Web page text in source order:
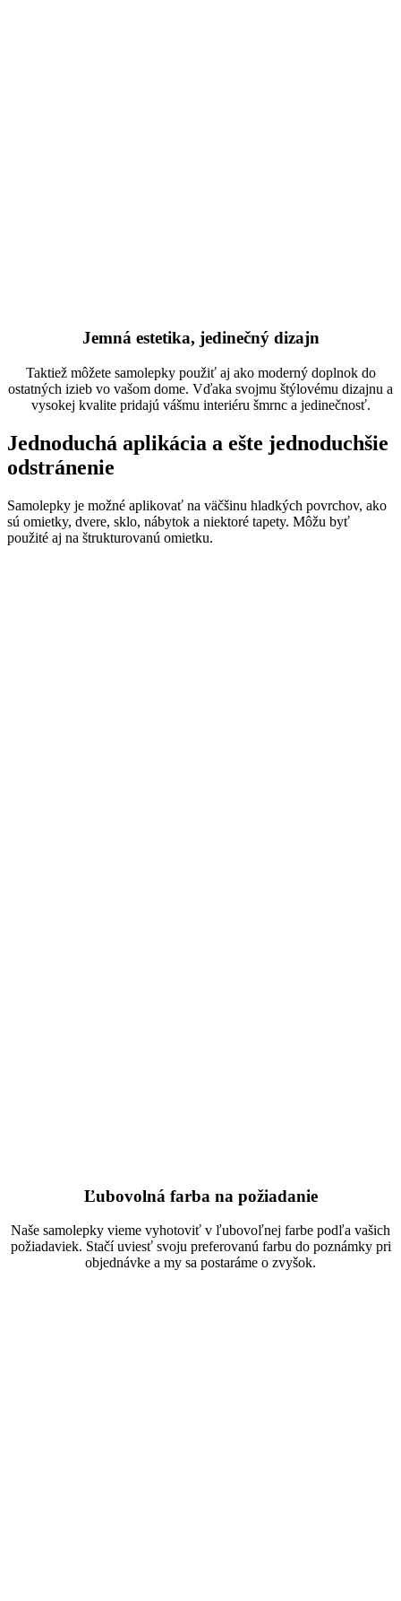
Jemná estetika, jedinečný dizajn
Taktiež môžete samolepky použiť aj ako moderný doplnok do
ostatných izieb vo vašom dome. Vďaka svojmu štýlovému dizajnu a
vysokej kvalite pridajú vášmu interiéru šmrnc a jedinečnosť.
Jednoduchá aplikácia a ešte jednoduchšie
odstránenie
Samolepky je možné aplikovať na väčšinu hladkých povrchov, ako
sú omietky, dvere, sklo, nábytok a niektoré tapety. Môžu byť
použité aj na štrukturovanú omietku.
Ľubovolná farba na požiadanie
Naše samolepky vieme vyhotoviť v ľubovoľnej farbe podľa vašich
požiadaviek. Stačí uviesť svoju preferovanú farbu do poznámky pri
objednávke a my sa postaráme o zvyšok.